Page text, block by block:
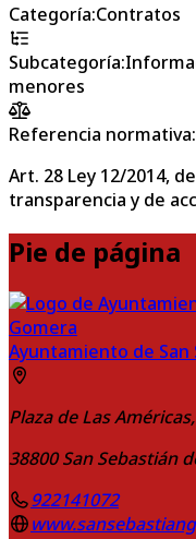
Categoría:Contratos
Subcategoría:
menores
Referencia normativa:
Art. 28 Ley 12/2014,
transparencia y de
Pie de página
Ayuntamiento de San
Plaza de Las
38800 San Sebastián
922141072